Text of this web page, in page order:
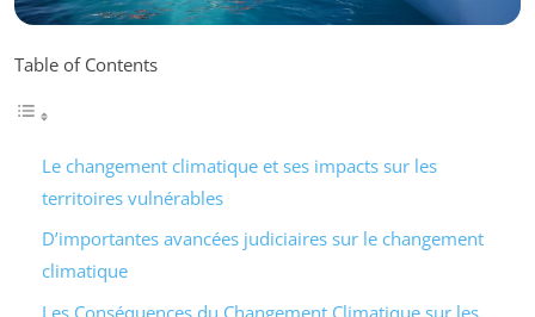
Table of Contents
Le changement climatique et ses impacts sur les
territoires vulnérables
D’importantes avancées judiciaires sur le changement
climatique
Les Conséquences du Changement Climatique sur les